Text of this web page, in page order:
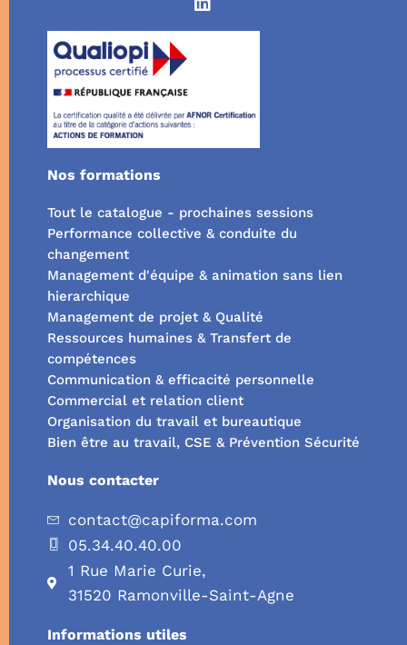
Nos formations
Tout le catalogue - prochaines sessions
Performance collective & conduite du
changement
Management d'équipe & animation sans lien
hierarchique
Management de projet & Qualité
Ressources humaines & Transfert de
compétences
Communication & efficacité personnelle
Commercial et relation client
Organisation du travail et bureautique
Bien être au travail, CSE & Prévention Sécurité
Nous contacter
contact@capiforma.com
05.34.40.40.00
1 Rue Marie Curie,
31520 Ramonville-Saint-Agne
Informations utiles